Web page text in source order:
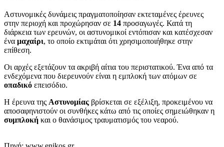
Αστυνομικές δυνάμεις πραγματοποίησαν εκτεταμένες έρευνες
στην περιοχή και προχώρησαν σε 14 προσαγωγές. Κατά τη
διάρκεια των ερευνών, οι αστυνομικοί εντόπισαν και κατέσχεσαν
ένα μαχαίρι, το οποίο εκτιμάται ότι χρησιμοποιήθηκε στην
επίθεση.
Οι αρχές εξετάζουν τα ακριβή αίτια του περιστατικού. Ένα από τα
ενδεχόμενα που διερευνούν είναι η εμπλοκή των ατόμων σε
οπαδικό επεισόδιο.
Η έρευνα της Αστυνομίας βρίσκεται σε εξέλιξη, προκειμένου να
αποσαφηνιστούν οι συνθήκες κάτω από τις οποίες σημειώθηκαν η
συμπλοκή και ο θανάσιμος τραυματισμός του νεαρού.